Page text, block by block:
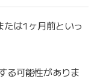
は1ヶ月前といっ
る可能性がありま